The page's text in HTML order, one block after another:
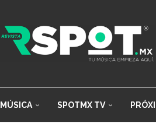
MÚSICA SPOTMX TV